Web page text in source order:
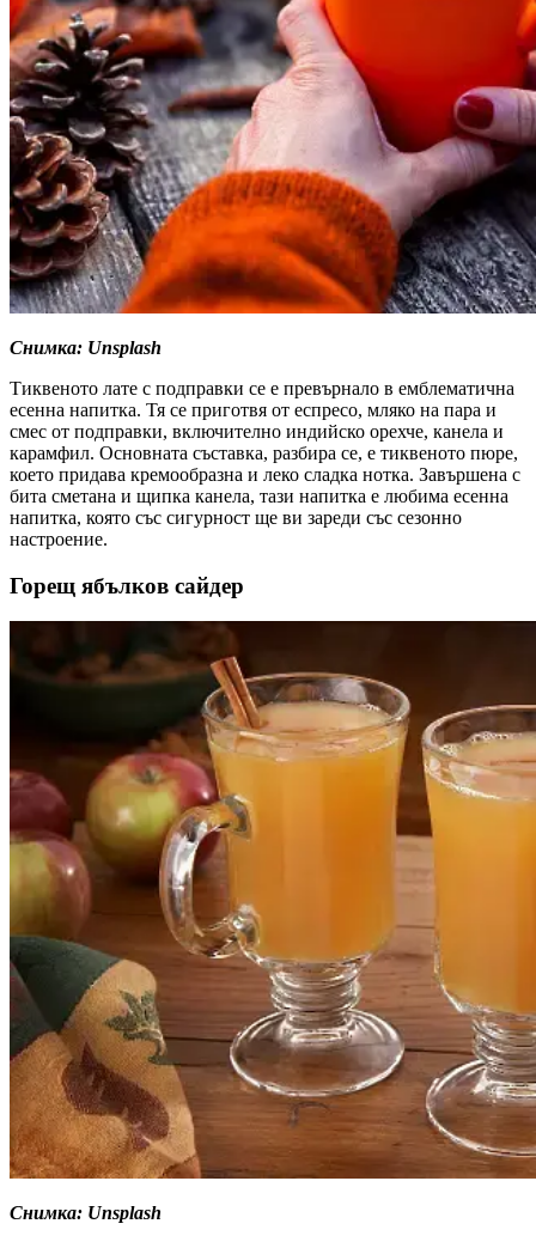
Снимка: Unsplash
Тиквеното лате с подправки се е превърнало в емблематична
есенна напитка. Тя се приготвя от еспресо, мляко на пара и
смес от подправки, включително индийско орехче, канела и
карамфил. Основната съставка, разбира се, е тиквеното пюре,
което придава кремообразна и леко сладка нотка. Завършена с
бита сметана и щипка канела, тази напитка е любима есенна
напитка, която със сигурност ще ви зареди със сезонно
настроение.
Горещ ябълков сайдер
Снимка: Unsplash